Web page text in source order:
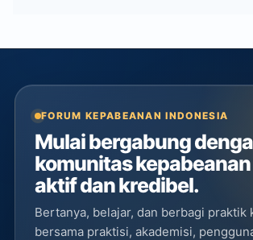
FORUM KEPABEANAN INDONESIA
Mulai bergabung
komunitas
aktif dan kredibel.
Bertanya, belajar, dan berbagi praktik
bersama praktisi, akademisi,